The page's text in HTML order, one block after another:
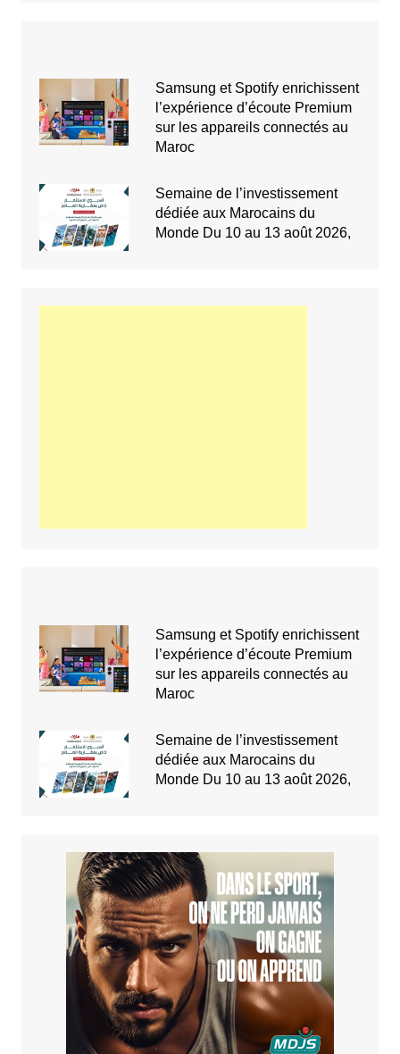
Samsung et Spotify enrichissent
l’expérience d’écoute Premium
sur les appareils connectés au
Maroc
Semaine de l’investissement
dédiée aux Marocains du
Monde Du 10 au 13 août 2026,
Samsung et Spotify enrichissent
l’expérience d’écoute Premium
sur les appareils connectés au
Maroc
Semaine de l’investissement
dédiée aux Marocains du
Monde Du 10 au 13 août 2026,